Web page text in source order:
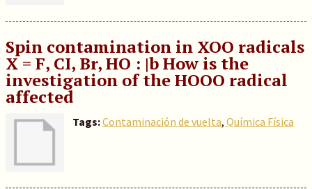
Spin contamination in XOO radicals
X = F, CI, Br, HO : |b How is the
investigation of the HOOO radical
affected
Tags:Contaminación de vuelta, Química Física